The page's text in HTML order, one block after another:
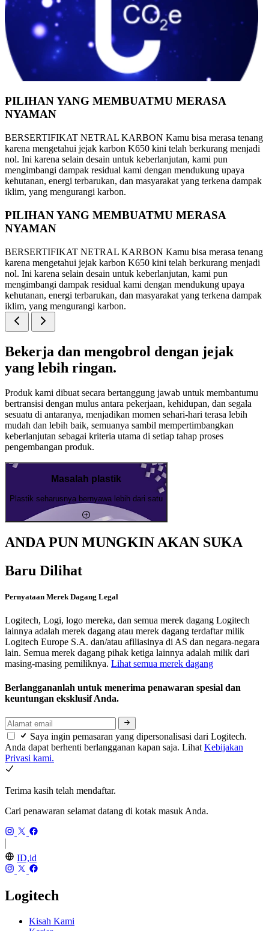
PILIHAN YANG MEMBUATMU MERASA
NYAMAN
BERSERTIFIKAT NETRAL KARBON Kamu bisa merasa tenang
karena mengetahui jejak karbon K650 kini telah berkurang menjadi
nol. Ini karena selain desain untuk keberlanjutan, kami pun
mengimbangi dampak residual kami dengan mendukung upaya
kehutanan, energi terbarukan, dan masyarakat yang terkena dampak
iklim, yang mengurangi karbon.
PILIHAN YANG MEMBUATMU MERASA
NYAMAN
BERSERTIFIKAT NETRAL KARBON Kamu bisa merasa tenang
karena mengetahui jejak karbon K650 kini telah berkurang menjadi
nol. Ini karena selain desain untuk keberlanjutan, kami pun
mengimbangi dampak residual kami dengan mendukung upaya
kehutanan, energi terbarukan, dan masyarakat yang terkena dampak
iklim, yang mengurangi karbon.
Bekerja dan mengobrol dengan jejak
yang lebih ringan.
Produk kami dibuat secara bertanggung jawab untuk membantumu
bertransisi dengan mulus antara pekerjaan, kehidupan, dan segala
sesuatu di antaranya, menjadikan momen sehari-hari terasa lebih
mudah dan lebih baik, semuanya sambil mempertimbangkan
keberlanjutan sebagai kriteria utama di setiap tahap proses
pengembangan produk.
Masalah plastik
Plastik seharusnya bernyawa lebih dari satu
ANDA PUN MUNGKIN AKAN SUKA
Baru Dilihat
Pernyataan Merek Dagang Legal
Logitech, Logi, logo mereka, dan semua merek dagang Logitech
lainnya adalah merek dagang atau merek dagang terdaftar milik
Logitech Europe S.A. dan/atau afiliasinya di AS dan negara-negara
lain. Semua merek dagang pihak ketiga lainnya adalah milik dari
masing-masing pemiliknya. Lihat semua merek dagang
Berlanggananlah untuk menerima penawaran spesial dan
keuntungan eksklusif Anda.
Saya ingin pemasaran yang dipersonalisasi dari Logitech.
Anda dapat berhenti berlangganan kapan saja. Lihat Kebijakan
Privasi kami.
Terima kasih telah mendaftar.
Cari penawaran selamat datang di kotak masuk Anda.
ID,id
Logitech
Kisah Kami